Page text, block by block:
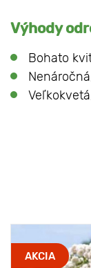
Výhody
Bohato
AKCIA